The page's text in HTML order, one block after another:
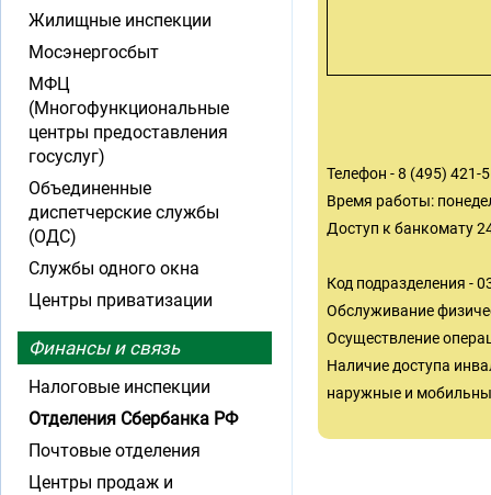
Телефон - 8 (495) 421-
Время работы:
Доступ к банкомату
Код подразделения -
Обслуживание
Осуществление
Наличие доступа
наружные и
Жилищные инспекции
Мосэнергосбыт
МФЦ
(Многофункциональные
центры предоставления
госуслуг)
Объединенные
диспетчерские службы
(ОДС)
Службы одного окна
Центры приватизации
Финансы и связь
Налоговые инспекции
Отделения Сбербанка РФ
Почтовые отделения
Центры продаж и